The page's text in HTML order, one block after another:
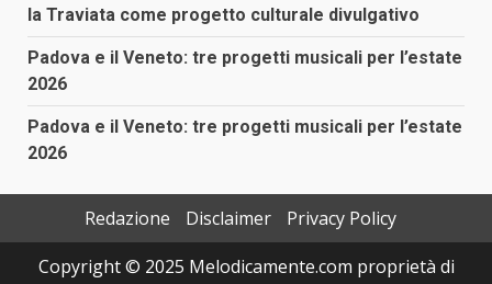
la Traviata come progetto culturale divulgativo
Padova e il Veneto: tre progetti musicali per l’estate
2026
Padova e il Veneto: tre progetti musicali per l’estate
2026
Redazione Disclaimer
Privacy Policy
Copyright © 2025 Melodicamente.com proprietà di